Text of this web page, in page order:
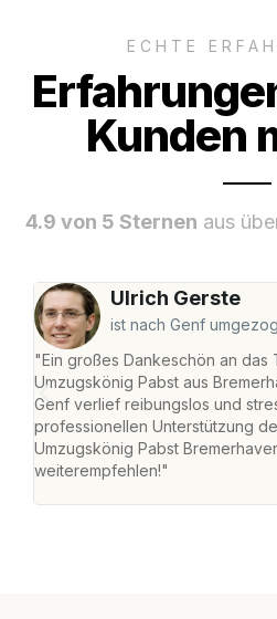
ECHTE
Kunden
4.9 von 5 Sternen aus
Ulrich Gerste
ist nach Genf
"Ein großes Dankeschön an das
Umzugskönig Pabst aus
Genf verlief reibungslos und
professionellen Unterstützung
Umzugskönig Pabst
weiterempfehlen!"